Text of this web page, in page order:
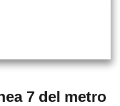
7 del metro